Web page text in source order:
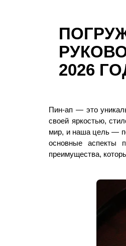
2026
Пин-ап — это
своей яркостью,
мир, и наша цель —
основные аспекты
преимущества,